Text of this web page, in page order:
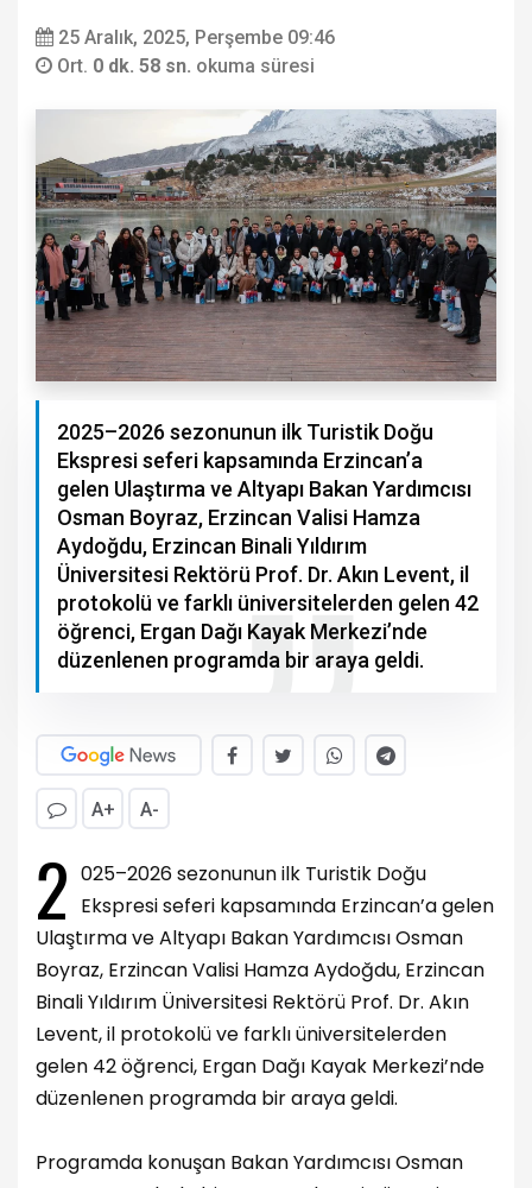
25 Aralık, 2025, Perşembe 09:46
Ort. 0 dk. 58 sn. okuma süresi
2025–2026 sezonunun ilk Turistik Doğu
Ekspresi seferi kapsamında Erzincan’a
gelen Ulaştırma ve Altyapı Bakan Yardımcısı
Osman Boyraz, Erzincan Valisi Hamza
Aydoğdu, Erzincan Binali Yıldırım
Üniversitesi Rektörü Prof. Dr. Akın Levent, il
protokolü ve farklı üniversitelerden gelen 42
öğrenci, Ergan Dağı Kayak Merkezi’nde
düzenlenen programda bir araya geldi.
A+ A-
2 025–2026 sezonunun ilk Turistik Doğu
Ekspresi seferi kapsamında Erzincan’a gelen
Ulaştırma ve Altyapı Bakan Yardımcısı Osman
Boyraz, Erzincan Valisi Hamza Aydoğdu, Erzincan
Binali Yıldırım Üniversitesi Rektörü Prof. Dr. Akın
Levent, il protokolü ve farklı üniversitelerden
gelen 42 öğrenci, Ergan Dağı Kayak Merkezi’nde
düzenlenen programda bir araya geldi.
Programda konuşan Bakan Yardımcısı Osman